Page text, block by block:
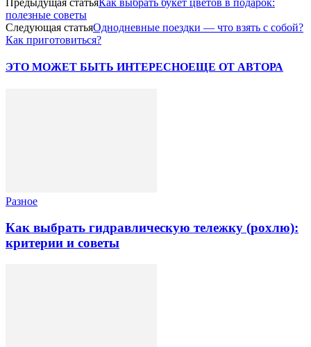
Предыдущая статьяКак выбрать букет цветов в подарок:
полезные советы
Следующая статьяОднодневные поездки — что взять с собой?
Как приготовиться?
ЭТО МОЖЕТ БЫТЬ ИНТЕРЕСНОЕЩЕ ОТ АВТОРА
Разное
Как выбрать гидравлическую тележку (рохлю):
критерии и советы